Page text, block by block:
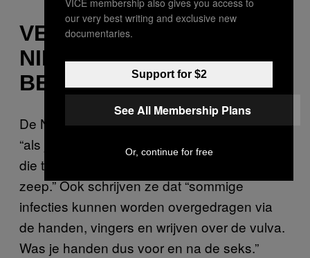
VERGEET VOORAL OOK
NIET JEZELF TE
BESCHERMEN
De National Health Servicebeveelt aandat
“als je gebruik maakt van seksspeeltjes, je
die tussendoor moet wassen met water en
zeep.” Ook schrijven ze dat “sommige
infecties kunnen worden overgedragen via
de handen, vingers en wrijven over de vulva.
Was je handen dus voor en na de seks.”
our very best writing and exclusive new
documentaries.
Support for $2
See All Membership Plans
Or, continue for free